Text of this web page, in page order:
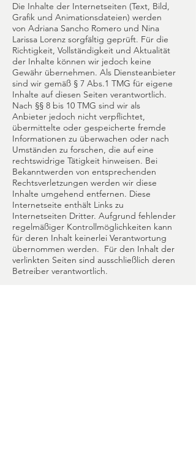
Die Inhalte der Internetseiten (Text, Bild,
Grafik und Animationsdateien) werden
von Adriana Sancho Romero und Nina
Larissa Lorenz sorgfältig geprüft. Für die
Richtigkeit, Vollständigkeit und Aktualität
der Inhalte können wir jedoch keine
Gewähr übernehmen. Als Diensteanbieter
sind wir gemäß § 7 Abs.1 TMG für eigene
Inhalte auf diesen Seiten verantwortlich.
Nach §§ 8 bis 10 TMG sind wir als
Anbieter jedoch nicht verpflichtet,
übermittelte oder gespeicherte fremde
Informationen zu überwachen oder nach
Umständen zu forschen, die auf eine
rechtswidrige Tätigkeit hinweisen. Bei
Bekanntwerden von entsprechenden
Rechtsverletzungen werden wir diese
Inhalte umgehend entfernen. Diese
Internetseite enthält Links zu
Internetseiten Dritter. Aufgrund fehlender
regelmäßiger Kontrollmöglichkeiten kann
für deren Inhalt keinerlei Verantwortung
übernommen werden. Für den Inhalt der
verlinkten Seiten sind ausschließlich deren
Betreiber verantwortlich.